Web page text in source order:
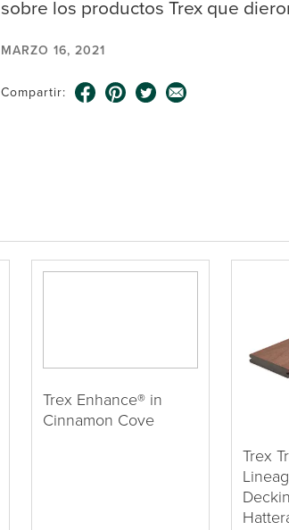
sobre los productos Trex que
MARZO 16, 2021
Compartir:
Trex Enhance® in
Cinnamon Cove
Trex